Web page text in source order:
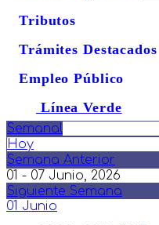
Tributos
Trámites Destacados
Empleo Público
Línea Verde
Semanal
Hoy
Semana Anterior
01 - 07 Junio, 2026
Siguiente Semana
01 Junio